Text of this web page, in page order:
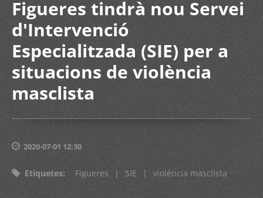
Figueres tindrà nou Servei
d'Intervenció
Especialitzada (SIE) per a
situacions de violència
masclista
2020-07-01 12:30
Etiquetes: Figueres | SIE | violència masclista